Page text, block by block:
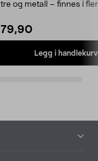
tre og metall – finnes i
79,90
Legg i handlekurv